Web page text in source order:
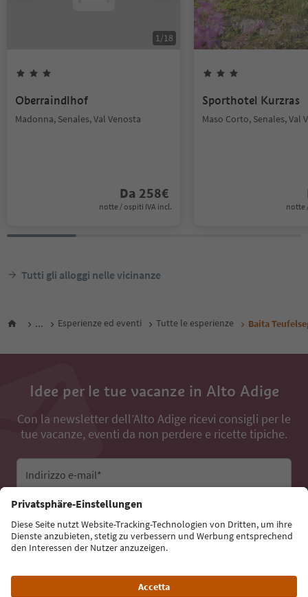
1/18
Oberraindlhof
Madonna, Senales, Val Venosta
Da 258€
notte / ospiti IVA incl.
Sporthotel Kurzras
Maso Corto, Senales, Val
notte
Tutti gli alloggi nelle vicinanze
... Esperienze ed eventi Tutte le esperienze Baita
Idee per le tue vacanze in Alto Adige
Con la newsletter dell’Alto Adige ricevi consigli per le
tue vacanze, eventi da non perdere e ricette tipiche.
Indirizzo e-mail*
Iscriviti alla newsletter